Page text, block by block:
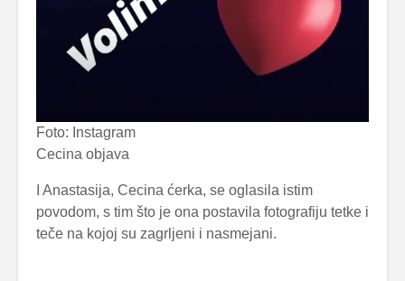
Foto: Instagram
Cecina objava
I Anastasija, Cecina ćerka, se oglasila istim
povodom, s tim što je ona postavila fotografiju tetke i
teče na kojoj su zagrljeni i nasmejani.